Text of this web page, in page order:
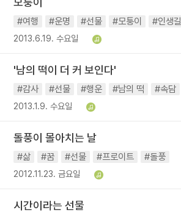
#여행 #운명 #선물 #모퉁이 #인생길
2013.6.19. 수요일
'남의 떡이 더 커 보인다'
#감사 #선물 #행운 #남의 떡 #속담
2013.1.9. 수요일
돌풍이 몰아치는 날
#삶 #꿈 #선물 #프로이트 #돌풍
2012.11.23. 금요일
시간이라는 선물